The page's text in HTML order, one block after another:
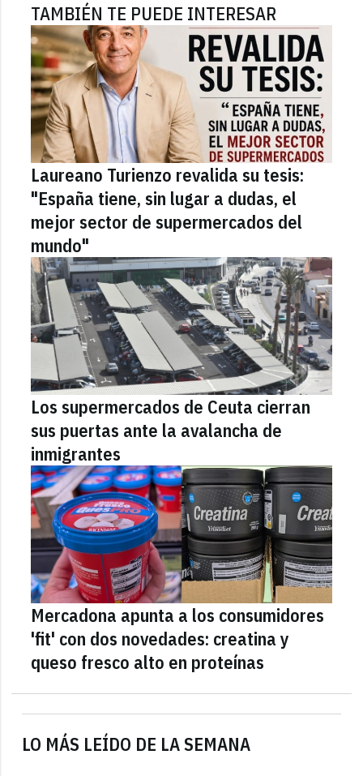
LO MÁS LEÍDO DE LA SEMANA
TAMBIÉN TE PUEDE INTERESAR
Laureano Turienzo revalida su tesis:
"España tiene, sin lugar a dudas, el
mejor sector de supermercados del
mundo"
Los supermercados de Ceuta cierran
sus puertas ante la avalancha de
inmigrantes
Mercadona apunta a los consumidores
'fit' con dos novedades: creatina y
queso fresco alto en proteínas